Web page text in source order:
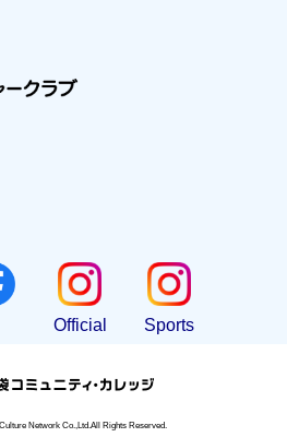
Official Sports
Network Co.,Ltd.All Rights Reserved.